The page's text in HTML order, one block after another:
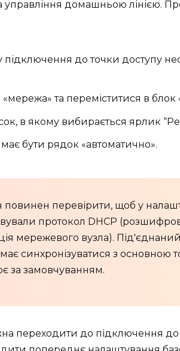
управління домашньою лінією.
до точки доступу
та переміститися в блок
в якому вибирається ярлик
має бути рядок «автоматично».
повинен перевірити, щоб у
протокол DHCP
мережевого вузла).
синхронізуватися з основною
за замовчуванням.
переходити до підключення до